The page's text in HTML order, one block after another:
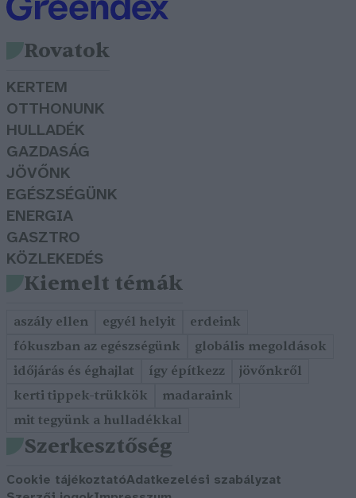
Rovatok
KERTEM
OTTHONUNK
HULLADÉK
GAZDASÁG
JÖVŐNK
EGÉSZSÉGÜNK
ENERGIA
GASZTRO
KÖZLEKEDÉS
Kiemelt témák
aszály ellen egyél helyit
erdeink
fókuszban az egészségünk
globális megoldások
időjárás és éghajlat
így építkezz
jövőnkről
kerti tippek-trükkök
madaraink
mit tegyünk a hulladékkal
Szerkesztőség
Cookie tájékoztatóAdatkezelési szabályzat